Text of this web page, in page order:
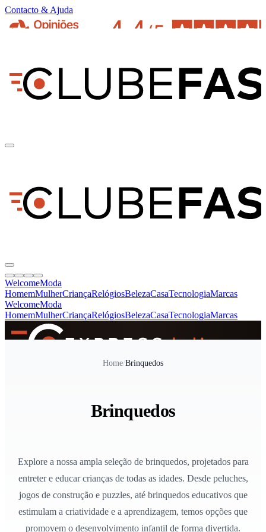
Contacto & Ajuda
WelcomeModa
HomemMulherCriançaRelógiosBelezaCasaTecnologiaMarcas
WelcomeModa
HomemMulherCriançaRelógiosBelezaCasaTecnologiaMarcas
Home/Brinquedos
Brinquedos
Explore a nossa ampla seleção de brinquedos, projetados para
entreter e educar crianças de todas as idades. Desde peluches,
jogos de construção e puzzles, até brinquedos educativos que
estimulam a criatividade e a aprendizagem, temos opções que
promovem o desenvolvimento infantil de forma divertida.